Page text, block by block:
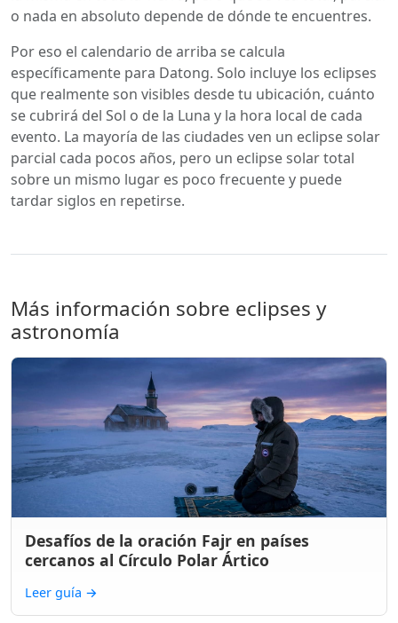
o nada en absoluto depende de dónde te encuentres.
Por eso el calendario de arriba se calcula
específicamente para Datong. Solo incluye los eclipses
que realmente son visibles desde tu ubicación, cuánto
se cubrirá del Sol o de la Luna y la hora local de cada
evento. La mayoría de las ciudades ven un eclipse solar
parcial cada pocos años, pero un eclipse solar total
sobre un mismo lugar es poco frecuente y puede
tardar siglos en repetirse.
Más información sobre eclipses y
astronomía
Desafíos de la oración Fajr en países
cercanos al Círculo Polar Ártico
Leer guía →